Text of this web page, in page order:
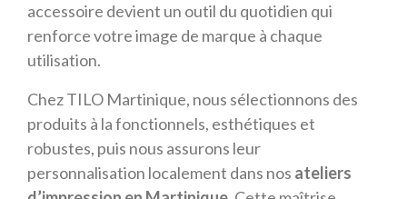
accessoire devient un outil du quotidien qui
renforce votre image de marque à chaque
utilisation.
Chez TILO Martinique, nous sélectionnons des
produits à la fonctionnels, esthétiques et
robustes, puis nous assurons leur
personnalisation localement dans nos ateliers